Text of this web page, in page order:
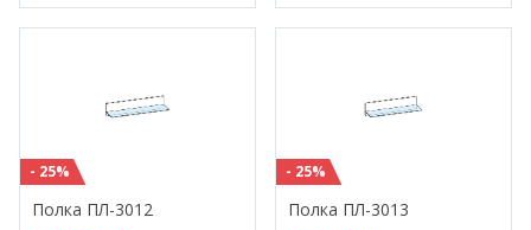
- 25%
Полка ПЛ-3012
- 25%
Полка ПЛ-3013